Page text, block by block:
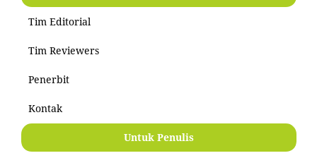
Tim Editorial
Tim Reviewers
Penerbit
Kontak
Untuk Penulis